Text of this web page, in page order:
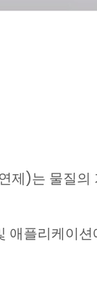
)는 물질의
애플리케이